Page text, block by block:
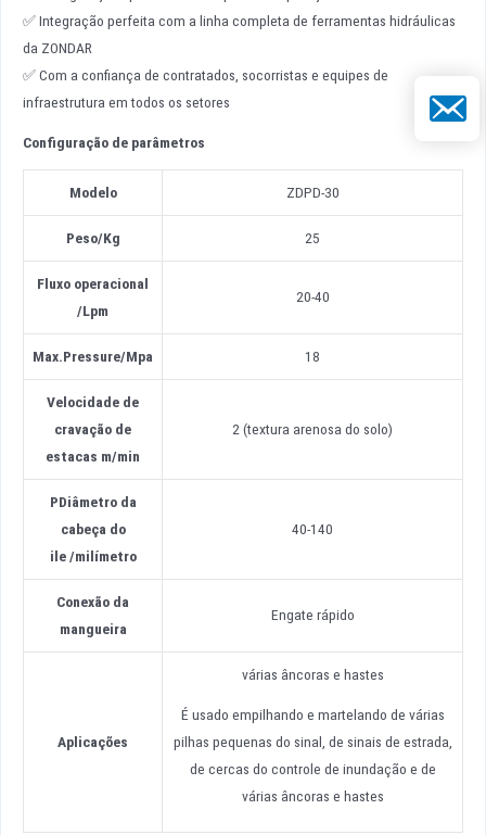
✅ Integração perfeita com a linha completa de ferramentas hidráulicas
da ZONDAR
✅ Com a confiança de contratados, socorristas e equipes de
infraestrutura em todos os setores
Configuração de parâmetros
Modelo ZDPD-30
Peso/Kg 25
Fluxo operacional
/Lpm
20-40
Max.Pressure/Mpa 18
Velocidade de
cravação de
estacas m/min
2 (textura arenosa do solo)
PDiâmetro da
cabeça do
ile /milímetro
40-140
Conexão da
mangueira
Engate rápido
Aplicações
várias âncoras e hastes
É usado empilhando e martelando de várias
pilhas pequenas do sinal, de sinais de estrada,
de cercas do controle de inundação e de
várias âncoras e hastes
E-mail